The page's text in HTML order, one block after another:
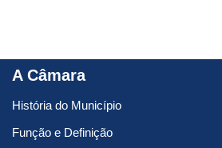
A Câmara
História do Município
Função e Definição